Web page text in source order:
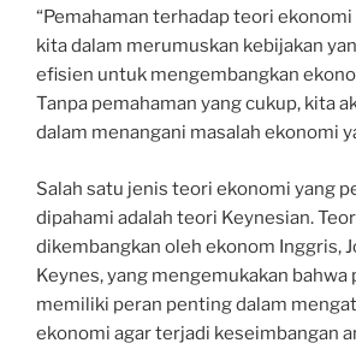
“Pemahaman terhadap teori
kita dalam merumuskan kebijakan
efisien untuk mengembangkan
Tanpa pemahaman yang cukup, kita
dalam menangani masalah ekonomi
Salah satu jenis teori ekonomi yang
dipahami adalah teori Keynesian.
dikembangkan oleh ekonom Inggris,
Keynes, yang mengemukakan
memiliki peran penting dalam
ekonomi agar terjadi keseimbangan